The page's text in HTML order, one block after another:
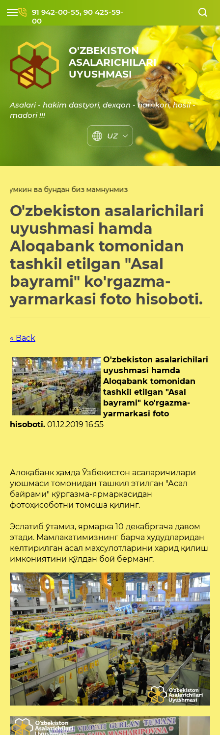
O'ZBEKISTON
ASALARICHILARI
UYUSHMASI
Asalari - hakim dastyori, dexqon - hamkori, hosil -
madori !!!
UZ
O'zbekiston asalarichilari
uyushmasi hamda
Aloqabank tomonidan
tashkil etilgan "Asal
bayrami" ko'rgazma-
yarmarkasi foto hisoboti.
« Back
O'zbekiston asalarichilari
uyushmasi hamda
Aloqabank tomonidan
tashkil etilgan "Asal
bayrami" ko'rgazma-
yarmarkasi foto
hisoboti. 01.12.2019 16:55
Алоқабанк ҳамда Ўзбекистон асаларичилари
уюшмаси томонидан ташкил этилган "Асал
байрами" кўргазма-ярмаркасидан
фотоҳисоботни томоша қилинг.
Эслатиб ўтамиз, ярмарка 10 декабргача давом
этади. Мамлакатимизнинг барча ҳудудларидан
келтирилган асал маҳсулотларини харид қилиш
имкониятини қўлдан бой берманг.
91 942-00-55, 90 425-59-
00